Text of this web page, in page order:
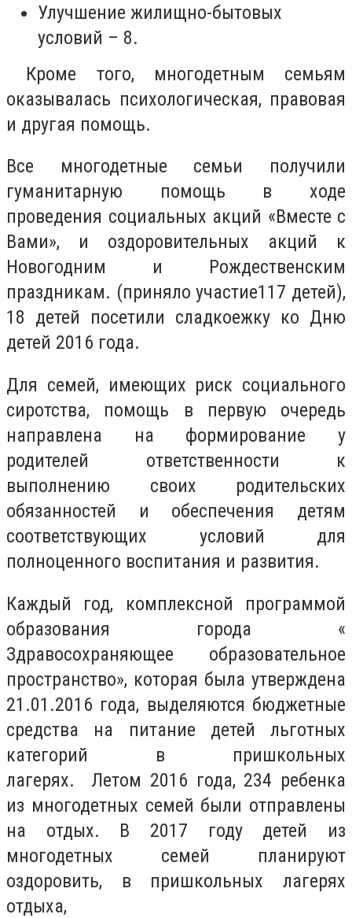
Улучшение жилищно-бытовых
условий – 8.
Кроме того, многодетным семьям
оказывалась психологическая, правовая
и другая помощь.
Все многодетные семьи получили
гуманитарную помощь в ходе
проведения социальных акций «Вместе с
Вами», и оздоровительных акций к
Новогодним и Рождественским
праздникам. (приняло участие117 детей),
18 детей посетили сладкоежку ко Дню
детей 2016 года.
Для семей, имеющих риск социального
сиротства, помощь в первую очередь
направлена на формирование у
родителей ответственности к
выполнению своих родительских
обязанностей и обеспечения детям
соответствующих условий для
полноценного воспитания и развития.
Каждый год, комплексной программой
образования города «
Здравосохраняющее образовательное
пространство», которая была утверждена
21.01.2016 года, выделяются бюджетные
средства на питание детей льготных
категорий в пришкольных
лагерях. Летом 2016 года, 234 ребенка
из многодетных семей были отправлены
на отдых. В 2017 году детей из
многодетных семей планируют
оздоровить, в пришкольных лагерях
отдыха,